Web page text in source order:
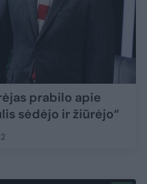
prabilo apie
sėdėjo ir žiūrėjo“